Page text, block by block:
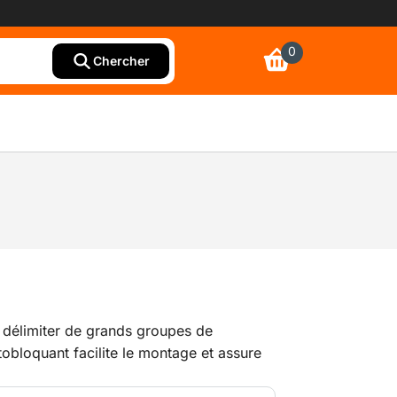
Chercher
0
de grands groupes de
facilite le montage et assure